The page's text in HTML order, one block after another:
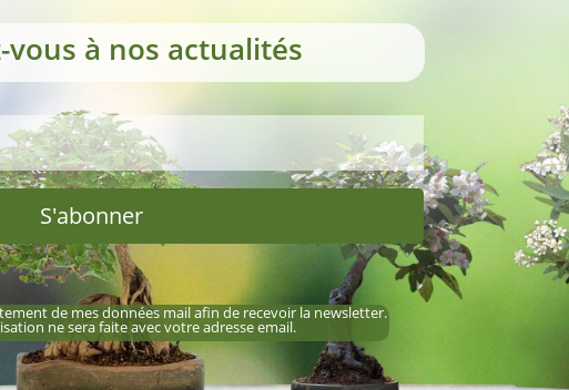
vous à nos actualités
S'abonner
de mes données mail afin de recevoir la newsletter.
ne sera faite avec votre adresse email.